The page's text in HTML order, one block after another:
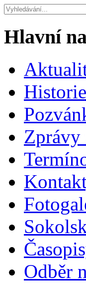
Hlavní
Historie
Zprávy
Odběr